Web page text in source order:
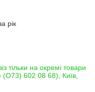
рік
тільки на окремі товари
(О73) 602 08 68), Київ,